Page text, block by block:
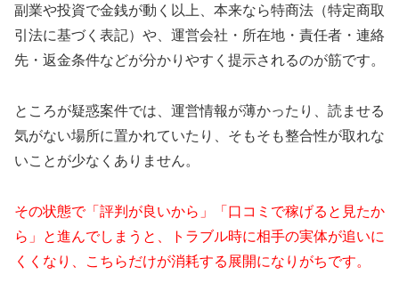
副業や投資で金銭が動く以上、本来なら特商法（特定商取
引法に基づく表記）や、運営会社・所在地・責任者・連絡
先・返金条件などが分かりやすく提示されるのが筋です。
ところが疑惑案件では、運営情報が薄かったり、読ませる
気がない場所に置かれていたり、そもそも整合性が取れな
いことが少なくありません。
その状態で「評判が良いから」「口コミで稼げると見たか
ら」と進んでしまうと、トラブル時に相手の実体が追いに
くくなり、こちらだけが消耗する展開になりがちです。